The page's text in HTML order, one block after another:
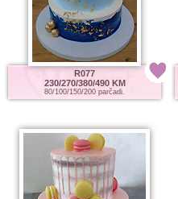
R077
230/270/380/490 KM
80/100/150/200 parčadi.